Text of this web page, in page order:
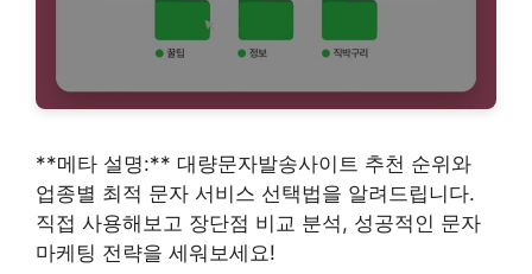
**메타 설명:** 대량문자발송사이트 추천 순위와
업종별 최적 문자 서비스 선택법을 알려드립니다.
직접 사용해보고 장단점 비교 분석, 성공적인 문자
마케팅 전략을 세워보세요!